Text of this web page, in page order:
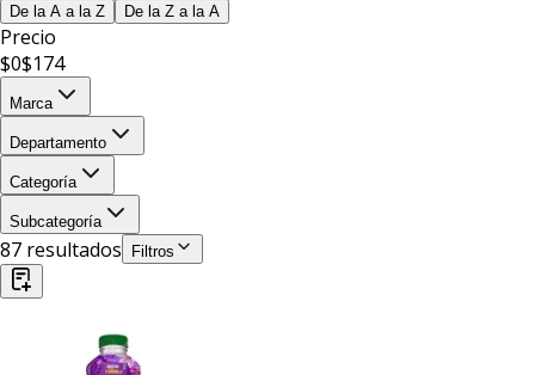
De la A a la Z
De la Z a la A
Precio
$0$174
Marca
Departamento
Categoría
Subcategoría
87 resultados Filtros